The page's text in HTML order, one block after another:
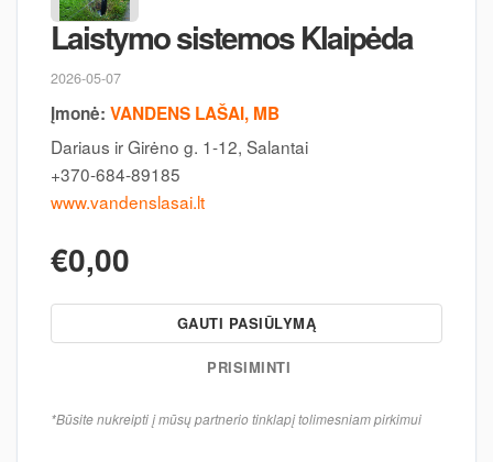
Laistymo sistemos Klaipėda
2026-05-07
Įmonė: VANDENS LAŠAI, MB
Dariaus ir Girėno g. 1-12, Salantai
+370-684-89185
www.vandenslasai.lt
€0,00
GAUTI PASIŪLYMĄ
PRISIMINTI
*Būsite nukreipti į mūsų partnerio tinklapį tolimesniam pirkimui